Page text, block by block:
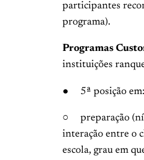
participantes
programa).
Programas
instituições
● 5ª posição em:
○ preparação
interação entre o
escola, grau em